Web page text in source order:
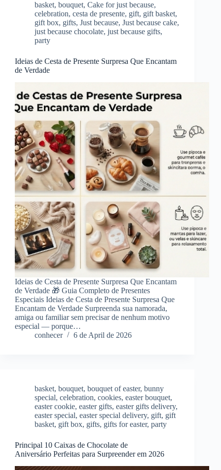
basket, bouquet, Cake for just because,
celebration, cesta de presente, gift, gift basket,
gift box, gifts, Just because, Just because cake,
just because chocolate, just because gifts,
party
Ideias de Cesta de Presente Surpresa Que Encantam
de Verdade
Ideias de Cesta de Presente Surpresa Que Encantam
de Verdade 🎁 Guia Completo de Presentes
Especiais Ideias de Cesta de Presente Surpresa Que
Encantam de Verdade Surpreenda sua namorada,
amiga ou familiar sem precisar de nenhum motivo
especial — porque…
conhecer
6 de April de 2026
basket, bouquet, bouquet of easter, bunny
special, celebration, cookies, easter bouquet,
easter cookie, easter gifts, easter gifts delivery,
easter special, easter special delivery, gift, gift
basket, gift box, gifts, gifts for easter, party
Principal 10 Caixas de Chocolate de
Aniversário Perfeitas para Surpreender em 2026